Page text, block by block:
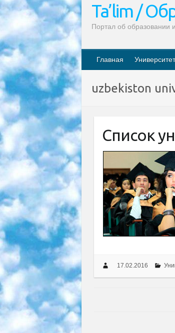
Ta’lim /
Портал об образовании
Главная
uzbekiston
Список
17.02.2016